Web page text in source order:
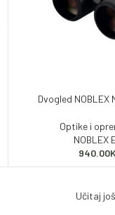
Dvogled NOBLEX
Optike i
NOBLEX
940.00
Učitaj